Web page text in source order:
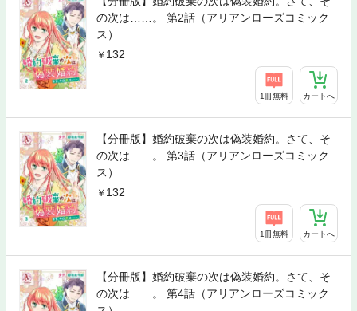
の次は……。 第2話（アリアンローズコミック
ス）
132
1冊無料 カートへ
【分冊版】婚約破棄の次は偽装婚約。さて、そ
の次は……。 第3話（アリアンローズコミック
ス）
132
1冊無料 カートへ
【分冊版】婚約破棄の次は偽装婚約。さて、そ
の次は……。 第4話（アリアンローズコミック